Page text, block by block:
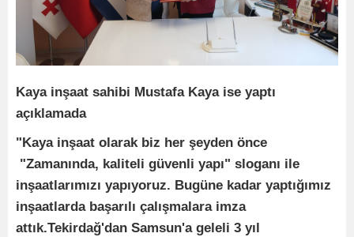
Kaya inşaat sahibi Mustafa Kaya ise yaptı
açıklamada
"Kaya inşaat olarak biz her şeyden önce
"Zamanında, kaliteli güvenli yapı" sloganı ile
inşaatlarımızı yapıyoruz. Bugüne kadar yaptığımız
inşaatlarda başarılı çalışmalara imza
attık.Tekirdağ'dan Samsun'a geleli 3 yıl